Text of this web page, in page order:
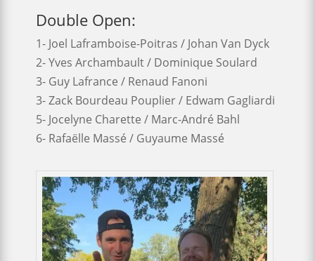
Double Open:
1- Joel Laframboise-Poitras / Johan Van Dyck
2- Yves Archambault / Dominique Soulard
3- Guy Lafrance / Renaud Fanoni
3- Zack Bourdeau Pouplier / Edwam Gagliardi
5- Jocelyne Charette / Marc-André Bahl
6- Rafaëlle Massé / Guyaume Massé